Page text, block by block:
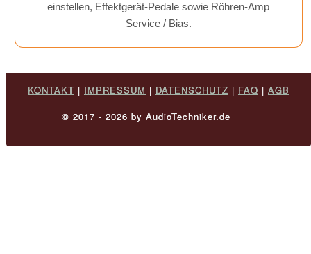
einstellen, Effektgerät-Pedale sowie Röhren-Amp
Service / Bias.
KONTAKT | IMPRESSUM | DATENSCHUTZ | FAQ | AGB
© 2017 - 2026 by AudioTechniker.de